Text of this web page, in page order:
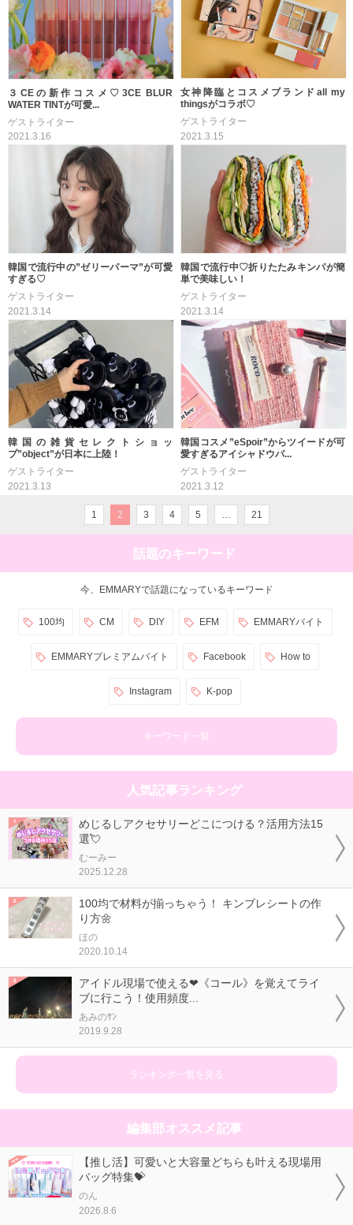
３CEの新作コスメ♡3CE BLUR
WATER TINTが可愛...
ゲストライター
2021.3.16
女神降臨とコスメブランドall my
thingsがコラボ♡
ゲストライター
2021.3.15
韓国で流行中の”ゼリーパーマ”が可愛
すぎる♡
ゲストライター
2021.3.14
韓国で流行中♡折りたたみキンパが簡
単で美味しい！
ゲストライター
2021.3.14
韓国の雑貨セレクトショッ
プ”object”が日本に上陸！
ゲストライター
2021.3.13
韓国コスメ”eSpoir”からツイードが可
愛すぎるアイシャドウパ...
ゲストライター
2021.3.12
1 2 3 4 5 21
話題のキーワード
今、EMMARYで話題になっているキーワード
100均 CM DIY EFM EMMARYバイト
EMMARYプレミアムバイト Facebook How to
Instagram K-pop
キーワード一覧
人気記事ランキング
めじるしアクセサリーどこにつける？活用方法15
選💘
むーみー
2025.12.28
100均で材料が揃っちゃう！ キンブレシートの作
り方🌼
ほの
2020.10.14
アイドル現場で使える❤《コール》を覚えてライ
ブに行こう！使用頻度...
あみのｻﾝ
2019.9.28
ランキング一覧を見る
編集部オススメ記事
【推し活】可愛いと大容量どちらも叶える現場用
バッグ特集💝
のん
2026.8.6